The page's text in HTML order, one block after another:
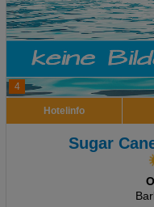
4
Hotelinfo
Sugar